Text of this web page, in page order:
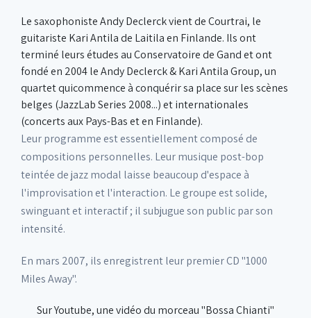
Le saxophoniste Andy Declerck vient de Courtrai, le
guitariste Kari Antila de Laitila en Finlande. Ils ont
terminé leurs études au Conservatoire de Gand et ont
fondé en 2004 le Andy Declerck & Kari Antila Group, un
quartet quicommence à conquérir sa place sur les scènes
belges (JazzLab Series 2008...) et internationales
(concerts aux Pays-Bas et en Finlande).
Leur programme est essentiellement composé de
compositions personnelles. Leur musique post-bop
teintée de jazz modal laisse beaucoup d'espace à
l'improvisation et l'interaction. Le groupe est solide,
swinguant et interactif ; il subjugue son public par son
intensité.
En mars 2007, ils enregistrent leur premier CD "1000
Miles Away".
Sur Youtube, une vidéo du morceau "Bossa Chianti"